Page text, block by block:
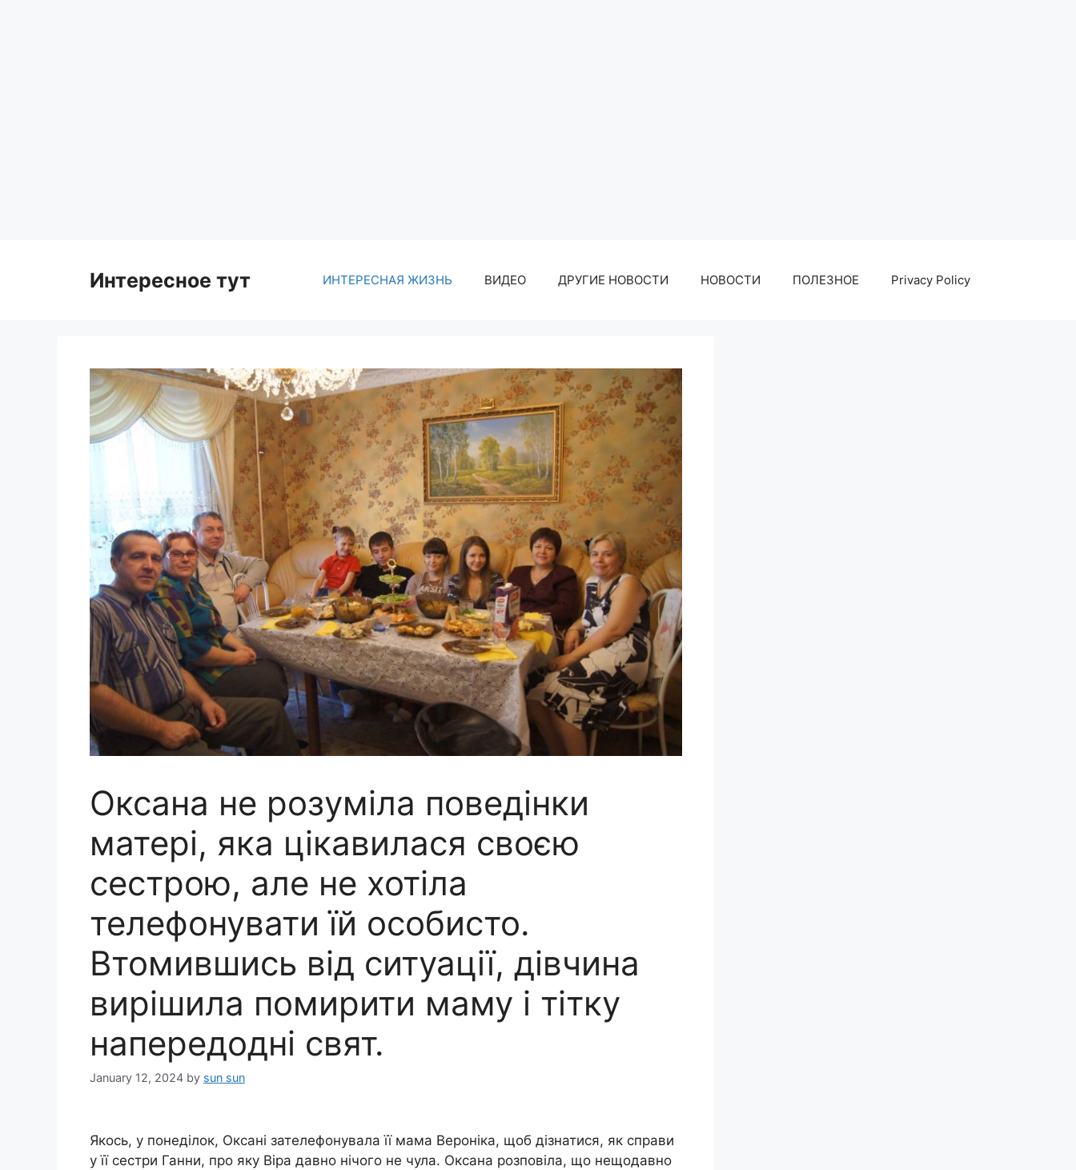
Интересное тут ИНТЕРЕСНАЯ ЖИЗНЬ ВИДЕО ДРУГИЕ НОВОСТИ НОВОСТИ ПОЛЕЗНОЕ Privacy Policy
Оксана не розуміла поведінки
матері, яка цікавилася своєю
сестрою, але не хотіла
телефонувати їй особисто.
Втомившись від ситуації, дівчина
вирішила помирити маму і тітку
напередодні свят.
January 12, 2024 by sun sun
Якось, у понеділок, Оксані зателефонувала її мама Вероніка, щоб дізнатися, як справи
у її сестри Ганни, про яку Віра давно нічого не чула. Оксана розповіла, що нещодавно